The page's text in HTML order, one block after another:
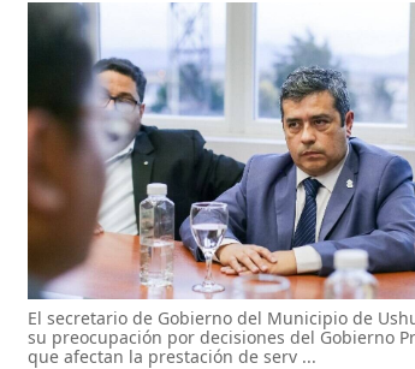
El secretario de Gobierno del Municipio de
su preocupación por decisiones del Gobierno
que afectan la prestación de serv ...